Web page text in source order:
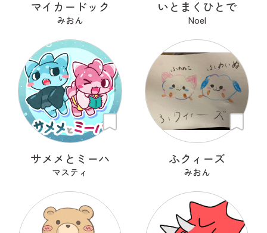
マイカードック
みおん
いとまくひとで
Noel
サメメとミーハ
マスティ
ふクィーズ
みおん